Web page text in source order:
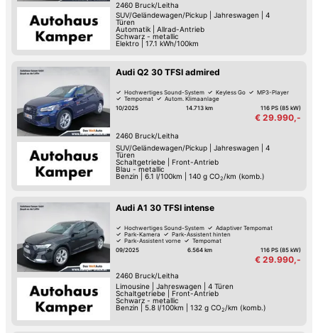
2460 Bruck/Leitha
SUV/Geländewagen/Pickup| Jahreswagen
4
Türen
Automatik| Allrad-Antrieb
Schwarz - metallic
Elektro
17.1 kWh/100km
Audi Q2 30 TFSI admired
Hochwertiges Sound-System Keyless Go
MP3-Player
Tempomat
Autom. Klimaanlage
10/2025
14.713 km 116 PS (85 kW)
€ 29.990,-
2460 Bruck/Leitha
SUV/Geländewagen/Pickup| Jahreswagen
4
Türen
Schaltgetriebe|
Front-Antrieb
Blau - metallic
Benzin
6.1 l/100km 140 g CO2 /km (komb.)
Audi A1 30 TFSI intense
Hochwertiges Sound-System
Adaptiver Tempomat
Park-Kamera
Park-Assistent hinten
Park-Assistent vorne
Tempomat
09/2025
6.564 km 116 PS (85 kW)
€ 29.990,-
2460 Bruck/Leitha
Limousine| Jahreswagen
4 Türen
Schaltgetriebe| Front-Antrieb
Schwarz - metallic
Benzin
5.8 l/100km 132 g CO2 /km (komb.)